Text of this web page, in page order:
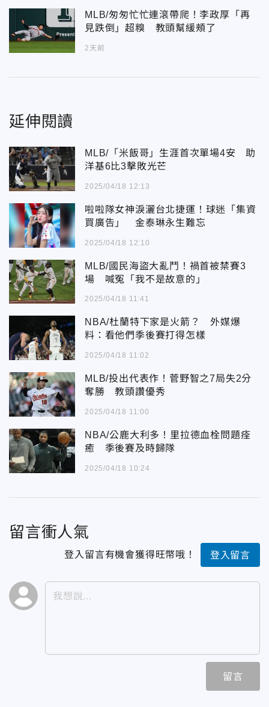
MLB/匆匆忙忙連滾帶爬！李政厚「再
見跌倒」超糗 教頭幫緩頰了
2天前
延伸閱讀
MLB/「米飯哥」生涯首次單場4安 助
洋基6比3擊敗光芒
2025/04/18 12:13
啦啦隊女神淚灑台北捷運！球迷「集資
買廣告」 金泰琳永生難忘
2025/04/18 12:10
MLB/國民海盜大亂鬥！禍首被禁賽3
場 喊冤「我不是故意的」
2025/04/18 11:41
NBA/杜蘭特下家是火箭？ 外媒爆
料：看他們季後賽打得怎樣
2025/04/18 11:02
MLB/投出代表作！菅野智之7局失2分
奪勝 教頭讚優秀
2025/04/18 11:00
NBA/公鹿大利多！里拉德血栓問題痊
癒 季後賽及時歸隊
2025/04/18 10:24
留言衝人氣
登入留言有機會獲得旺幣哦！ 登入留言
留言